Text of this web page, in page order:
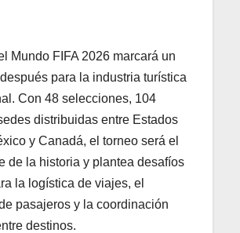
Mundo FIFA 2026 marcará un
para la industria turística
Con 48 selecciones, 104
distribuidas entre Estados
y Canadá, el torneo será el
de la historia y plantea desafíos
la logística de viajes, el
pasajeros y la coordinación
destinos.